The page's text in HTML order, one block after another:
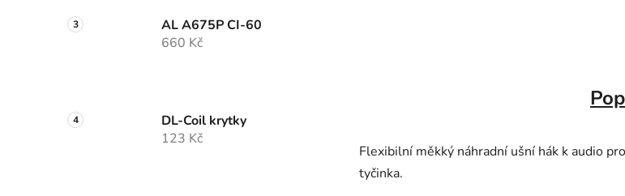
e
AL A675P CI-60
660 Kč
DL-Coil krytky
123 Kč
Flexibilní měkký náhradní ušní hák k audio
tyčinka.